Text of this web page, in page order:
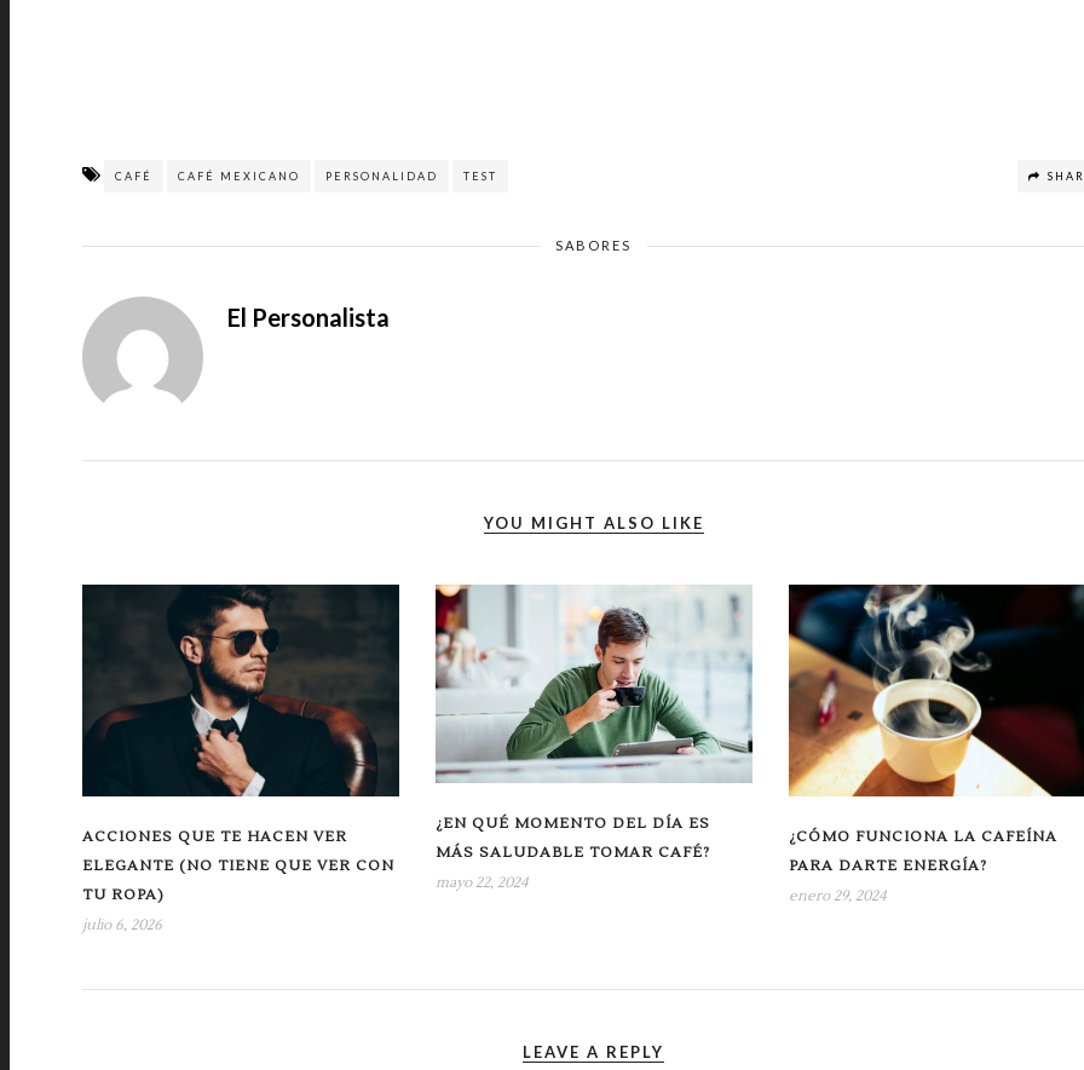
CAFÉ CAFÉ MEXICANO PERSONALIDAD TEST
SABORES
El Personalista
YOU MIGHT ALSO LIKE
ACCIONES QUE TE HACEN VER
ELEGANTE (NO TIENE QUE VER CON
TU ROPA)
julio 6, 2026
¿EN QUÉ MOMENTO DEL DÍA ES
MÁS SALUDABLE TOMAR CAFÉ?
mayo 22, 2024
¿CÓMO FUNCIONA LA CAFEÍNA
PARA DARTE ENERGÍA?
enero 29, 2024
LEAVE A REPLY